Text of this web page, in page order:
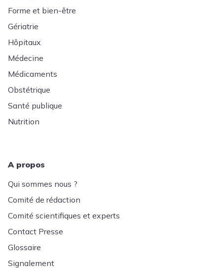
Forme et bien-être
Gériatrie
Hôpitaux
Médecine
Médicaments
Obstétrique
Santé publique
Nutrition
A propos
Qui sommes nous ?
Comité de rédaction
Comité scientifiques et experts
Contact Presse
Glossaire
Signalement